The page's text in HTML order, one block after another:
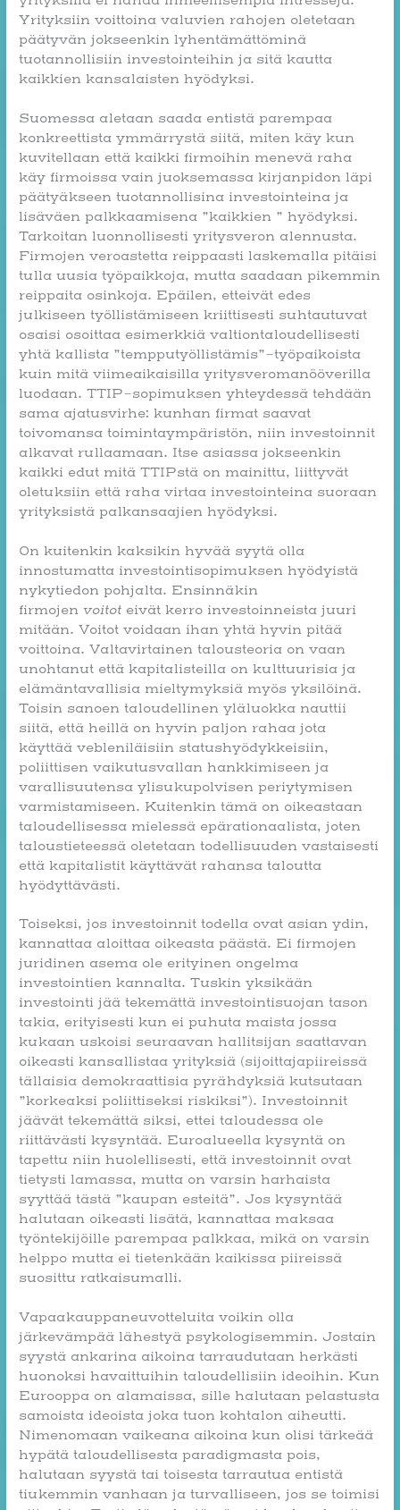
Yrityksiin voittoina valuvien rahojen oletetaan
päätyvän jokseenkin lyhentämättöminä
tuotannollisiin investointeihin ja sitä kautta
kaikkien kansalaisten hyödyksi.
Suomessa aletaan saada entistä parempaa
konkreettista ymmärrystä siitä, miten käy kun
kuvitellaan että kaikki firmoihin menevä raha
käy firmoissa vain juoksemassa kirjanpidon läpi
päätyäkseen tuotannollisina investointeina ja
lisäväen palkkaamisena ”kaikkien ” hyödyksi.
Tarkoitan luonnollisesti yritysveron alennusta.
Firmojen veroastetta reippaasti laskemalla pitäisi
tulla uusia työpaikkoja, mutta saadaan pikemmin
reippaita osinkoja. Epäilen, etteivät edes
julkiseen työllistämiseen kriittisesti suhtautuvat
osaisi osoittaa esimerkkiä valtiontaloudellisesti
yhtä kallista ”tempputyöllistämis”-työpaikoista
kuin mitä viimeaikaisilla yritysveromanööverilla
luodaan. TTIP-sopimuksen yhteydessä tehdään
sama ajatusvirhe: kunhan firmat saavat
toivomansa toimintaympäristön, niin investoinnit
alkavat rullaamaan. Itse asiassa jokseenkin
kaikki edut mitä TTIPstä on mainittu, liittyvät
oletuksiin että raha virtaa investointeina suoraan
yrityksistä palkansaajien hyödyksi.
On kuitenkin kaksikin hyvää syytä olla
innostumatta investointisopimuksen hyödyistä
nykytiedon pohjalta. Ensinnäkin
firmojen voitot eivät kerro investoinneista juuri
mitään. Voitot voidaan ihan yhtä hyvin pitää
voittoina. Valtavirtainen talousteoria on vaan
unohtanut että kapitalisteilla on kulttuurisia ja
elämäntavallisia mieltymyksiä myös yksilöinä.
Toisin sanoen taloudellinen yläluokka nauttii
siitä, että heillä on hyvin paljon rahaa jota
käyttää vebleniläisiin statushyödykkeisiin,
poliittisen vaikutusvallan hankkimiseen ja
varallisuutensa ylisukupolvisen periytymisen
varmistamiseen. Kuitenkin tämä on oikeastaan
taloudellisessa mielessä epärationaalista, joten
taloustieteessä oletetaan todellisuuden vastaisesti
että kapitalistit käyttävät rahansa taloutta
hyödyttävästi.
Toiseksi, jos investoinnit todella ovat asian ydin,
kannattaa aloittaa oikeasta päästä. Ei firmojen
juridinen asema ole erityinen ongelma
investointien kannalta. Tuskin yksikään
investointi jää tekemättä investointisuojan tason
takia, erityisesti kun ei puhuta maista jossa
kukaan uskoisi seuraavan hallitsijan saattavan
oikeasti kansallistaa yrityksiä (sijoittajapiireissä
tällaisia demokraattisia pyrähdyksiä kutsutaan
”korkeaksi poliittiseksi riskiksi”). Investoinnit
jäävät tekemättä siksi, ettei taloudessa ole
riittävästi kysyntää. Euroalueella kysyntä on
tapettu niin huolellisesti, että investoinnit ovat
tietysti lamassa, mutta on varsin harhaista
syyttää tästä ”kaupan esteitä”. Jos kysyntää
halutaan oikeasti lisätä, kannattaa maksaa
työntekijöille parempaa palkkaa, mikä on varsin
helppo mutta ei tietenkään kaikissa piireissä
suosittu ratkaisumalli.
Vapaakauppaneuvotteluita voikin olla
järkevämpää lähestyä psykologisemmin. Jostain
syystä ankarina aikoina tarraudutaan herkästi
huonoksi havaittuihin taloudellisiin ideoihin. Kun
Eurooppa on alamaissa, sille halutaan pelastusta
samoista ideoista joka tuon kohtalon aiheutti.
Nimenomaan vaikeana aikoina kun olisi tärkeää
hypätä taloudellisesta paradigmasta pois,
halutaan syystä tai toisesta tarrautua entistä
tiukemmin vanhaan ja turvalliseen, jos se toimisi